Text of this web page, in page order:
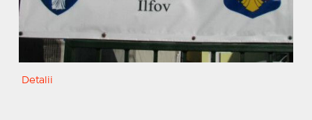
Detalii